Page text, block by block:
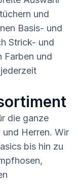
und
Basis- und
Strick- und
Farben und
die ganze
und Herren. Wir
bis hin zu